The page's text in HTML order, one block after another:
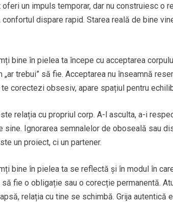
un impuls temporar, dar nu construiesc o
dispare rapid. Starea reală de bine
bine în pielea ta începe cu acceptarea
„ar trebui” să fie. Acceptarea nu înseamnă
corectezi obsesiv, apare spațiul pentru
relația cu propriul corp. A-l asculta, a-i
sine. Ignorarea semnalelor de oboseală sau
un proiect, ci un partener.
bine în pielea ta se reflectă și în modul în
fie o obligație sau o corecție permanentă.
relația cu tine se schimbă. Grija autentică